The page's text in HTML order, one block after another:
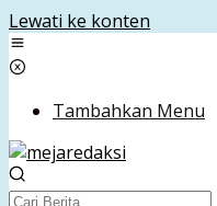
Lewati ke konten
Tambahkan Menu